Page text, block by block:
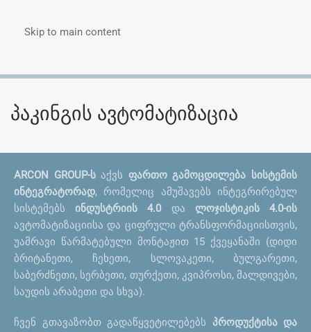
Skip to main content
პაკინგის ავტომატიზაცია
ARCON GROUP-საქვს ფართო გამოცდილება სისტემის
ინტეგრატორად, რომელიც ამუშავებს ინტეგრირებულ
სისტემებსინდუსტრიის 4.0 და ლოჯისტიკის 4.0-ის
ავტომატიზაციისა და ციფრული ტრანსფორმაციისთვის,
უამრავი წარმატებული მონტაჟით 15 ქვეყანაში (დიდი
ბრიტანეთი, ჩეხეთი, სლოვაკეთი, ბულგარეთი,
საბერძნეთი, სერბეთი, თურქეთი, კვიპროსი, მალდივები,
საუდის არაბეთი და სხვა).
ჩვენ გთავაზობთ გადაწყვეტილებებს პროდუქტისა და